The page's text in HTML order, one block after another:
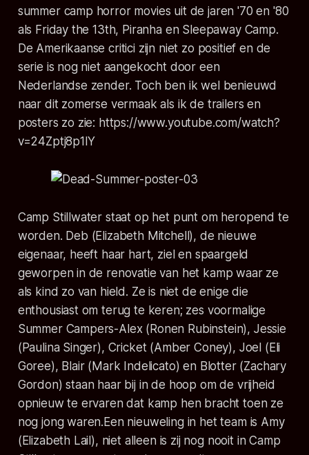
summer camp horror movies uit de jaren '70 en '80
als Friday the 13th, Piranha en Sleepaway Camp.
De Amerikaanse critici zijn niet zo positief en de
serie is nog niet aangekocht door een
Nederlandse zender. Toch ben ik wel benieuwd
naar dit zomerse vermaak als ik de trailers en
posters zo zie: https://www.youtube.com/watch?
v=24Zptj8p1lY
Camp Stillwater staat op het punt om heropend te
worden. Deb (Elizabeth Mitchell), de nieuwe
eigenaar, heeft haar hart, ziel en spaargeld
geworpen in de renovatie van het kamp waar ze
als kind zo van hield. Ze is niet de enige die
enthousiast om terug te keren; zes voormalige
Summer Campers-Alex (Ronen Rubinstein), Jessie
(Paulina Singer), Cricket (Amber Coney), Joel (Eli
Goree), Blair (Mark Indelicato) en Blotter (Zachary
Gordon) staan haar bij in de hoop om de vrijheid
opnieuw te ervaren dat kamp hen bracht toen ze
nog jong waren.Een nieuweling in het team is Amy
(Elizabeth Lail), niet alleen is zij nog nooit in Camp